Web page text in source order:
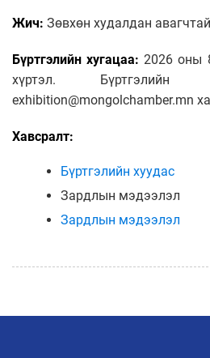
Жич: Зөвхөн худалдан
Бүртгэлийн хугацаа: 2026 оны
хүртэл. Бүртгэлийн
exhibition@mongolchamber.mn
Хавсралт:
Бүртгэлийн хуудас
Зардлын мэдээлэл
Зардлын мэдээлэл